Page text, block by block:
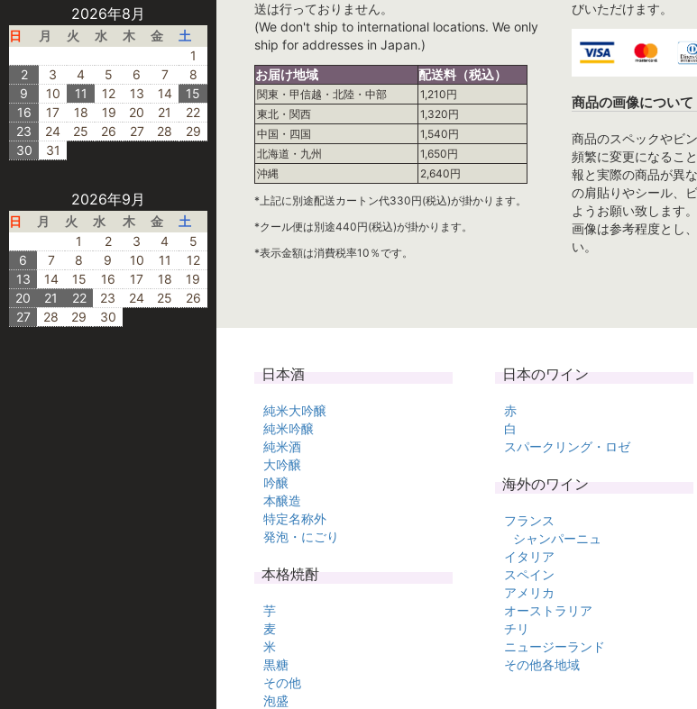
2026年8月
日 月 火 水 木 金
土
1
2
3 4 5 6 7
8
9
10 11 12 13 14
15
16
17 18 19 20 21
22
23
24 25 26 27 28
29
30
31
2026年9月
日 月 火 水 木 金
土
1
2 3 4
5
6
7 8 9 10 11
12
13
14 15 16 17 18
19
20
21 22 23 24 25
26
27
28 29 30
送は行っておりません。
(We don't ship to international locations. We only
ship for addresses in Japan.)
お届け地域
配送料（税込）
関東・甲信越・北陸・中部
1,210円
東北・関西
1,320円
中国・四国
1,540円
北海道・九州
1,650円
沖縄
2,640円
*上記に別途配送カートン代330円(税込)が掛かります。
*クール便は別途440円(税込)が掛かります。
*表示金額は消費税率10％です。
びいただけます。
商品の画像について
商品のスペックやビ
頻繁に変更になるこ
報と実際の商品が異
の肩貼りやシール、
ようお願い致します。
画像は参考程度とし
い。
日本酒
純米大吟醸
純米吟醸
純米酒
大吟醸
吟醸
本醸造
特定名称外
発泡・にごり
本格焼酎
芋
麦
米
黒糖
その他
泡盛
日本のワイン
赤
白
スパークリング・ロゼ
海外のワイン
フランス
シャンパーニュ
イタリア
スペイン
アメリカ
オーストラリア
チリ
ニュージーランド
その他各地域